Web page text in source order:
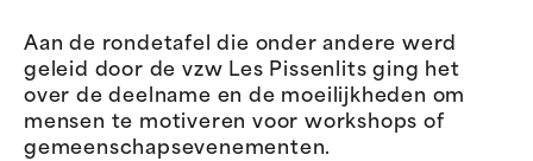
Aan de rondetafel die onder andere werd
geleid door de vzw Les Pissenlits ging het
over de deelname en de moeilijkheden om
mensen te motiveren voor workshops of
gemeenschapsevenementen.